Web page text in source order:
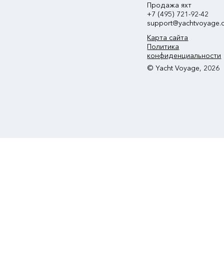
Продажа яхт
+7 (495) 721-92-42
Карта сайта
Политика
конфиденциальности
© Yacht Voyage, 2026